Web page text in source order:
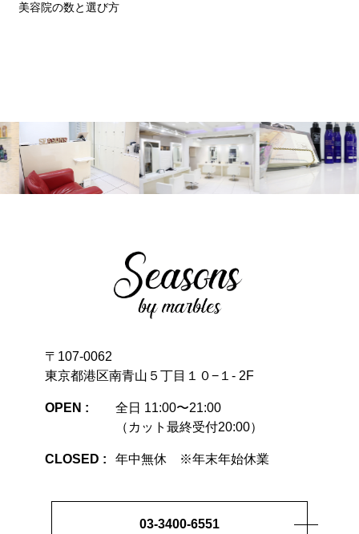
美容院の数と選び方
〒107-0062
東京都港区南青山５丁目１０−１- 2F
OPEN :
全日 11:00〜21:00
（カット最終受付20:00）
CLOSED : 年中無休 ※年末年始休業
03-3400-6551